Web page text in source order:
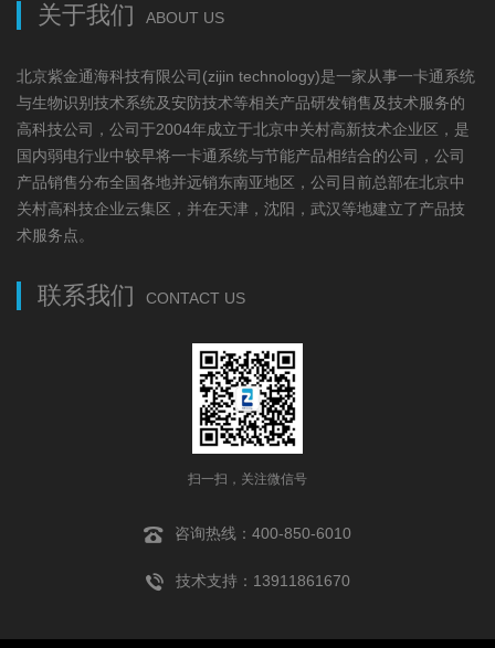
关于我们 ABOUT US
北京紫金通海科技有限公司(zijin technology)是一家从事一卡通系统
与生物识别技术系统及安防技术等相关产品研发销售及技术服务的
高科技公司，公司于2004年成立于北京中关村高新技术企业区，是
国内弱电行业中较早将一卡通系统与节能产品相结合的公司，公司
产品销售分布全国各地并远销东南亚地区，公司目前总部在北京中
关村高科技企业云集区，并在天津，沈阳，武汉等地建立了产品技
术服务点。
联系我们 CONTACT US
扫一扫，关注微信号
咨询热线：400-850-6010
技术支持：13911861670